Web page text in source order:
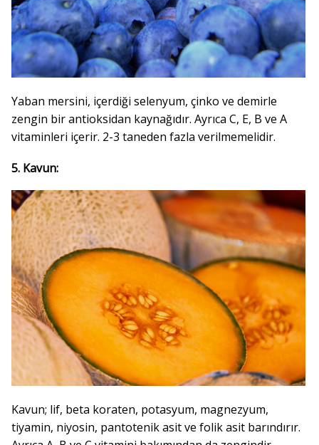
Yaban mersini, içerdiği selenyum, çinko ve demirle
zengin bir antioksidan kaynağıdır. Ayrıca C, E, B ve A
vitaminleri içerir. 2-3 taneden fazla verilmemelidir.
5. Kavun:
Kavun; lif, beta koraten, potasyum, magnezyum,
tiyamin, niyosin, pantotenik asit ve folik asit barındırır.